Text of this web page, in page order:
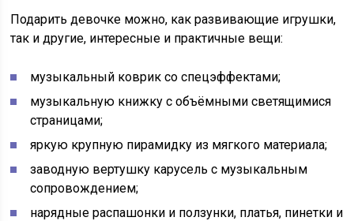
Подарить девочке можно, как развивающие игрушки,
так и другие, интересные и практичные вещи:
музыкальный коврик со спецэффектами;
музыкальную книжку с объёмными светящимися
страницами;
яркую крупную пирамидку из мягкого материала;
заводную вертушку карусель с музыкальным
сопровождением;
нарядные распашонки и ползунки, платья, пинетки и